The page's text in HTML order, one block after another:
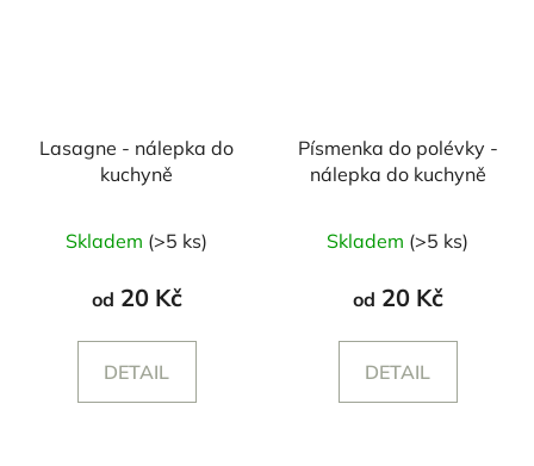
Lasagne - nálepka do
kuchyně
Skladem (>5 ks)
od 20 Kč
DETAIL
Písmenka do polévky -
nálepka do kuchyně
Skladem (>5 ks)
od 20 Kč
DETAIL